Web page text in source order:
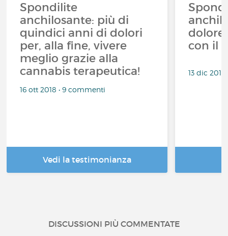
Spondilite
anchilosante: più di
quindici anni di dolori
per, alla fine, vivere
meglio grazie alla
cannabis terapeutica!
16 ott 2018 • 9 commenti
Vedi la testimonianza
dolore
con il
13 dic
DISCUSSIONI PIÙ COMMENTATE